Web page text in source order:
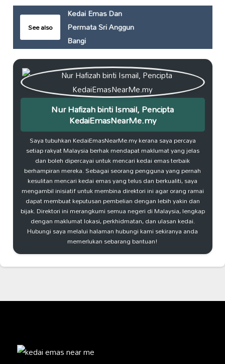
See also
Kedai Emas Dan
Permata Sri Anggun
Bangi
Nur Hafizah binti Ismail, Pencipta
KedaiEmasNearMe.my
Saya tubuhkan KedaiEmasNearMe.my kerana saya percaya
setiap rakyat Malaysia berhak mendapat maklumat yang jelas
dan boleh dipercayai untuk mencari kedai emas terbaik
berhampiran mereka. Sebagai seorang pengguna yang pernah
kesulitan mencari kedai emas yang telus dan berkualiti, saya
mengambil inisiatif untuk membina direktori ini agar orang ramai
dapat membuat keputusan pembelian dengan lebih yakin dan
bijak. Direktori ini merangkumi semua negeri di Malaysia, lengkap
dengan maklumat lokasi, perkhidmatan, dan ulasan kedai.
Hubungi saya melalui halaman hubungi kami sekiranya anda
memerlukan sebarang bantuan!